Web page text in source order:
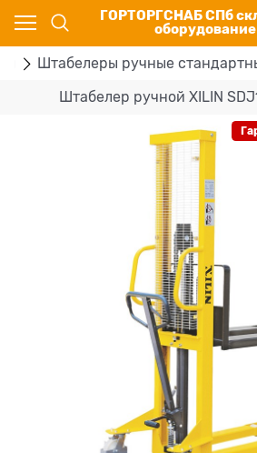
ГОРТОРГСНАБ СПб
оборудование
Штабелеры ручные
Штабелер ручной XILIN